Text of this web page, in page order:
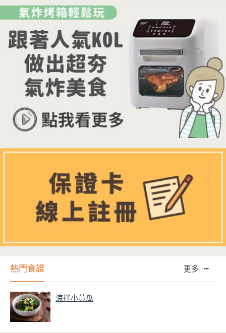
熱門食譜 更多
涼拌小黃瓜